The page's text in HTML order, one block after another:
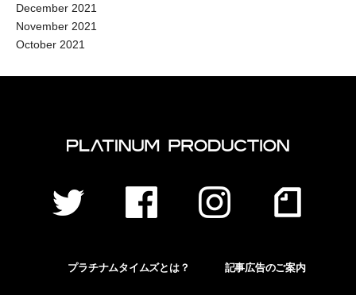
December 2021
November 2021
October 2021
プラチナムタイムズとは？ 記事広告のご案内